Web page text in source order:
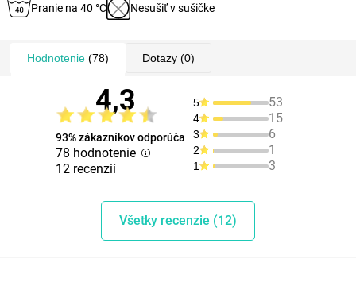
Pranie na 40 °C Nesušiť v sušičke
Hodnotenie(78) Dotazy(0)
4,3
93% zákazníkov odporúča
78 hodnotenie
12 recenzií
5 53
4 15
3 6
2 1
1 3
Všetky recenzie (12)